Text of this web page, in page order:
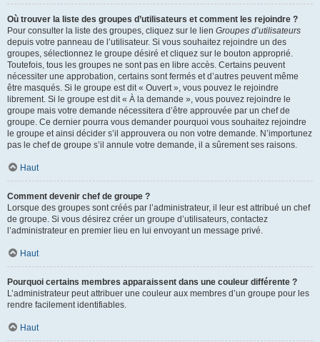
Où trouver la liste des groupes d’utilisateurs et comment les rejoindre ?
Pour consulter la liste des groupes, cliquez sur le lien Groupes d’utilisateurs
depuis votre panneau de l’utilisateur. Si vous souhaitez rejoindre un des
groupes, sélectionnez le groupe désiré et cliquez sur le bouton approprié.
Toutefois, tous les groupes ne sont pas en libre accès. Certains peuvent
nécessiter une approbation, certains sont fermés et d’autres peuvent même
être masqués. Si le groupe est dit « Ouvert », vous pouvez le rejoindre
librement. Si le groupe est dit « À la demande », vous pouvez rejoindre le
groupe mais votre demande nécessitera d’être approuvée par un chef de
groupe. Ce dernier pourra vous demander pourquoi vous souhaitez rejoindre
le groupe et ainsi décider s’il approuvera ou non votre demande. N’importunez
pas le chef de groupe s’il annule votre demande, il a sûrement ses raisons.
Haut
Comment devenir chef de groupe ?
Lorsque des groupes sont créés par l’administrateur, il leur est attribué un chef
de groupe. Si vous désirez créer un groupe d’utilisateurs, contactez
l’administrateur en premier lieu en lui envoyant un message privé.
Haut
Pourquoi certains membres apparaissent dans une couleur différente ?
L’administrateur peut attribuer une couleur aux membres d’un groupe pour les
rendre facilement identifiables.
Haut